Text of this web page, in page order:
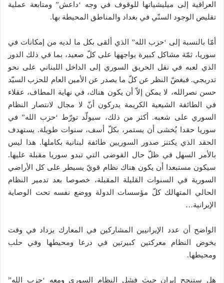
العراقية إلى ميليشياتها للوقوف في وجه ‘داعش” ومتابعة عملية
تقليص الوجود السنّي في بغداد والمناطق المحيطة بها.
أمّا بالنسبة إلى ‘حزب الله” الذي ألقى بكل ما لديه من إمكانات في
سوريا، ثمّة مشاكل كبيرة يواجهها على كلّ صعيد، بما في ذلك الدور
الذي لعبه في نقل الحريق السوري إلى الداخل اللبناني على نحو
تدريجي. فبغضّ النظر عن كلّ ما يصدر عن الأمين العام للحزب السيّد
حسن نصرالله، لا يمكن إلاّ أن يكون هناك، في نهاية المطاف، عقلاء
في الطائفة الشيعية الكريمة يدركون أنّ لا مجال لانتصار النظام
السوري على شعبه. أكثر من ذلك، سيولّد تورّط ‘حزب الله” في
سوريا حقدا يُخشى أن يستمر، بكلّ أسف، سنوات طويلة. يستهدف
الحقد الذي يكتنز صدور السوريين طائفة لبنانية بكاملها. هذا ليس
بالأمر السهل في ظلّ حال الفوضى التي تبدو سوريا مقبلة عليها.
سيكون مستبعدا أن يكون هناك نظام قويّ يسيطر على كل الأراضي
السورية في السنوات القليلة المقبلة، خصوصا بعد تدمير النظام
الحالي المتهالك كلّ مؤسسات الدولة ووضع نفسه تحت الوصاية
الإيرانية…
الواضح أن عدد الإيرانيين المشاركين في المعارك يزداد في وقت
يخوض النظام معركتين كبيرتين في درعا ومحيطها وفي حلب
ومحيطها.
هل ستنجح إيران حيث فشل النظام السوري ومعه ‘حزب الله”